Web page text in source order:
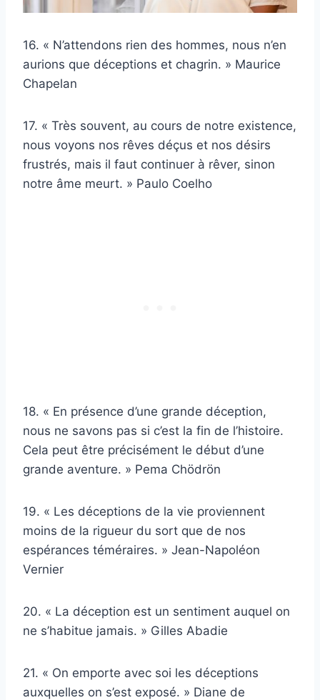
16. « N’attendons rien des hommes, nous n’en
aurions que déceptions et chagrin. » Maurice
Chapelan
17. « Très souvent, au cours de notre existence,
nous voyons nos rêves déçus et nos désirs
frustrés, mais il faut continuer à rêver, sinon
notre âme meurt. » Paulo Coelho
18. « En présence d’une grande déception,
nous ne savons pas si c’est la fin de l’histoire.
Cela peut être précisément le début d’une
grande aventure. » Pema Chödrön
19. « Les déceptions de la vie proviennent
moins de la rigueur du sort que de nos
espérances téméraires. » Jean-Napoléon
Vernier
20. « La déception est un sentiment auquel on
ne s’habitue jamais. » Gilles Abadie
21. « On emporte avec soi les déceptions
auxquelles on s’est exposé. » Diane de